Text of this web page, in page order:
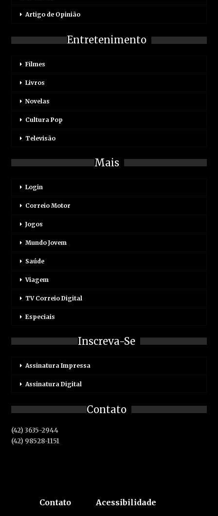
Artigo de Opinião
Entretenimento
Filmes
Livros
Novelas
Cultura Pop
Televisão
Mais
Login
Correio Motor
Jogos
Mundo Jovem
Saúde
Viagem
TV Correio Digital
Especiais
Inscreva-Se
Assinatura Impressa
Assinatura Digital
Contato
(42) 3635-2944
(42) 98528-1151
Contato Acessibilidade